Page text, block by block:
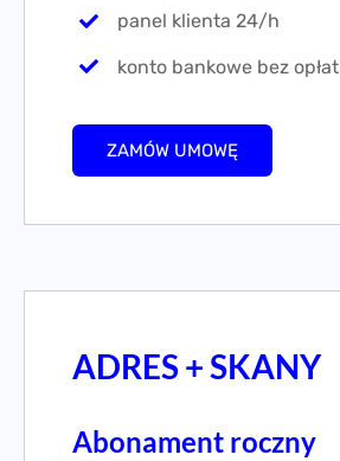
panel klienta 24/h
konto bankowe bez opłat
ZAMÓW UMOWĘ
ADRES + SKANY
Abonament roczny